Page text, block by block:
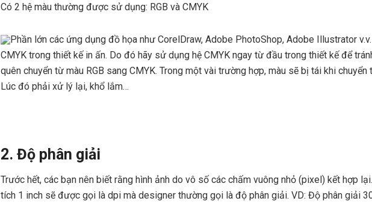
Có 2 hệ màu thường được sử dụng: RGB và CMYK
Phần lớn các ứng dụng đồ họa như CorelDraw, Adobe PhotoShop, Adobe Illustrator
CMYK trong thiết kế in ấn. Do đó hãy sử dụng hệ CMYK ngay từ đầu trong thiết kế để
quên chuyển từ màu RGB sang CMYK. Trong một vài trường hợp, màu sẽ bị tái khi chuyển
Lúc đó phải xử lý lại, khổ lắm…
2. Độ phân giải
Trước hết, các bạn nên biết rằng hình ảnh do vô số các chấm vuông nhỏ (pixel) kết hợp
tích 1 inch sẽ được gọi là dpi mà designer thường gọi là độ phân giải. VD: Độ phân giải